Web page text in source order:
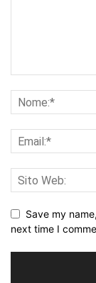
Save my
next time I